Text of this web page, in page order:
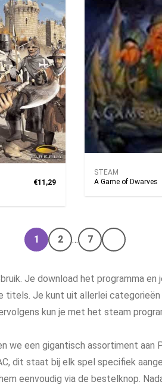
€11,29
STEAM
A Game of Dwarves
1 2 … 7
Volgende
Je download het programma
titels. Je kunt uit allerlei
kun je met het steam
we een gigantisch assortiment
dit staat bij elk spel specifiek
eenvoudig via de bestelknop.